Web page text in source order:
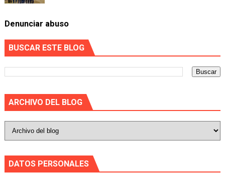
Denunciar abuso
BUSCAR ESTE BLOG
ARCHIVO DEL BLOG
DATOS PERSONALES